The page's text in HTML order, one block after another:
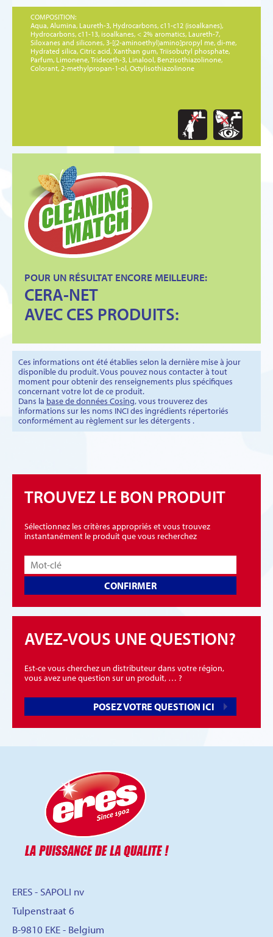
COMPOSITION:
Aqua, Alumina, Laureth-3, Hydrocarbons, c11-c12 (isoalkanes),
Hydrocarbons, c11-13, isoalkanes, < 2% aromatics, Laureth-7,
Siloxanes and silicones, 3-[(2-aminoethyl)amino]propyl me, di-me,
Hydrated silica, Citric acid, Xanthan gum, Triisobutyl phosphate,
Parfum, Limonene, Trideceth-3, Linalool, Benzisothiazolinone,
Colorant, 2-methylpropan-1-ol, Octylisothiazolinone
POUR UN RÉSULTAT ENCORE MEILLEURE:
CERA-NET
AVEC CES PRODUITS:
Ces informations ont été établies selon la dernière mise à jour
disponible du produit. Vous pouvez nous contacter à tout
moment pour obtenir des renseignements plus spécifiques
concernant votre lot de ce produit.
Dans la base de données Cosing, vous trouverez des
informations sur les noms INCI des ingrédients répertoriés
conformément au règlement sur les détergents .
TROUVEZ LE BON PRODUIT
Sélectionnez les critères appropriés et vous trouvez
instantanément le produit que vous recherchez
CONFIRMER
AVEZ-VOUS UNE QUESTION?
Est-ce vous cherchez un distributeur dans votre région,
vous avez une question sur un produit, … ?
POSEZ VOTRE QUESTION ICI
ERES - SAPOLI nv
Tulpenstraat 6
B-9810 EKE - Belgium